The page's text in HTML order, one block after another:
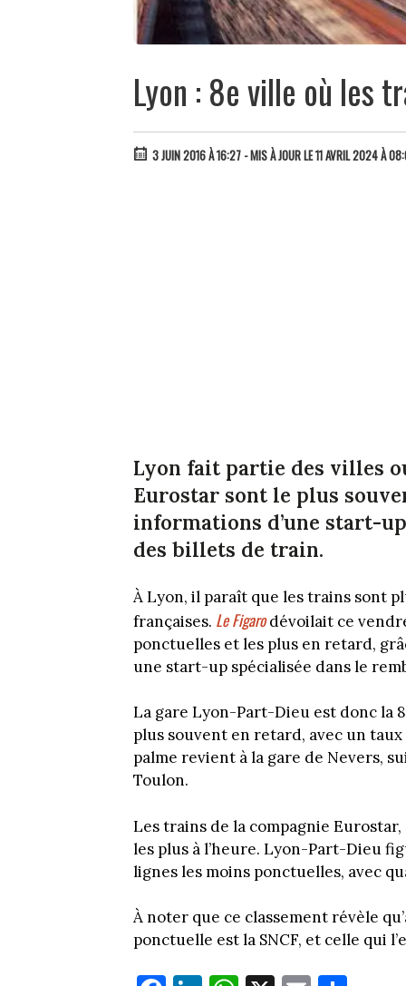
Lyon : 8e ville où les
3 JUIN 2016 À 16:27 - MIS À JOUR LE 11 AVRIL 2024 À
Lyon fait partie des villes
Eurostar sont le plus
informations d’une start-
des billets de train.
À Lyon, il paraît que les trains sont
françaises. Le Figarodévoilait ce
ponctuelles et les plus en retard,
une start-up spécialisée dans le
La gare Lyon-Part-Dieu est donc la
plus souvent en retard, avec un
palme revient à la gare de Nevers,
Toulon.
Les trains de la compagnie
les plus à l’heure. Lyon-Part-Dieu
lignes les moins ponctuelles, avec
À noter que ce classement révèle
ponctuelle est la SNCF, et celle qui